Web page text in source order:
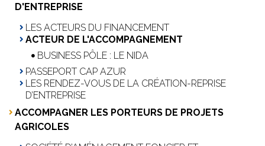
D'ENTREPRISE
LES ACTEURS DU FINANCEMENT
ACTEUR DE L'ACCOMPAGNEMENT
BUSINESS PÔLE : LE NIDA
PASSEPORT CAP AZUR
LES RENDEZ-VOUS DE LA CRÉATION-REPRISE
D’ENTREPRISE
ACCOMPAGNER LES PORTEURS DE PROJETS
AGRICOLES